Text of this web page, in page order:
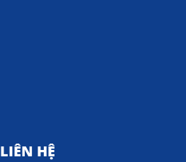
LIÊN HỆ